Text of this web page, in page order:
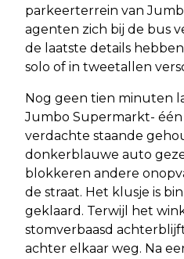
parkeerterrein van
agenten zich bij de bus
de laatste details
solo of in tweetallen
Nog geen tien minuten
Jumbo Supermarkt-
verdachte staande
donkerblauwe auto
blokkeren andere
de straat. Het klusje is
geklaard. Terwijl het
stomverbaasd
achter elkaar weg. Na